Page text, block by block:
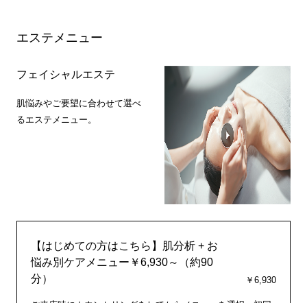
エステメニュー
フェイシャルエステ
肌悩みやご要望に合わせて選べ
るエステメニュー。
【はじめての方はこちら】肌分析 + お
悩み別ケアメニュー￥6,930～（約90
分）
￥6,930